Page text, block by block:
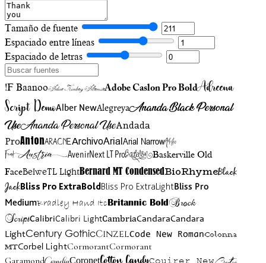
Tamaño de fuente
Espaciado entre líneas
Espaciado de letras
!F BaanooAdine Kirnberg AlternateAdobe Caslon Pro BoldAdreena
Script DemoAlber NewAlegreyaAnanda Black Personal
UseAnanda Personal UseAndada
ProAntonAracneArchivoArialArial NarrowArtistic
FriendAustriaAvenirNext LT ProBadelionBaskerville Old
FaceBelweTL LightBernard MT CondensedBioRhymeBlack
JackBliss Pro ExtraBoldBliss Pro ExtraLightBliss Pro
MediumBradley Hand Itc Britannic Bold Brock
ScriptCalibriCalibri LightCambriaCandaraCandara
LightCentury GothicCinzelCode New RomanColonna
MTCorbel LightCormorantCormorant
Garamond
Coronet Couirer New